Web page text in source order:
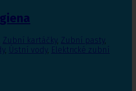
Zubní kartáčky, Zubní pasty,
, Ústní vody, Elektrické zubní